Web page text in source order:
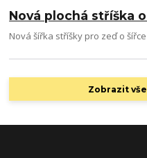
Nová plochá stříška
Nová šířka stříšky pro zeď o
Zobrazit